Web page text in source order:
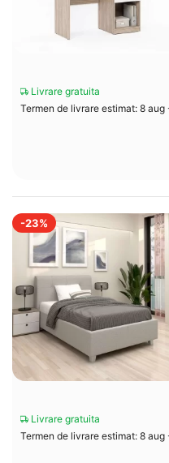
Livrare gratuita
Termen de livrare estimat: 8 aug
-23%
Livrare gratuita
Termen de livrare estimat: 8 aug